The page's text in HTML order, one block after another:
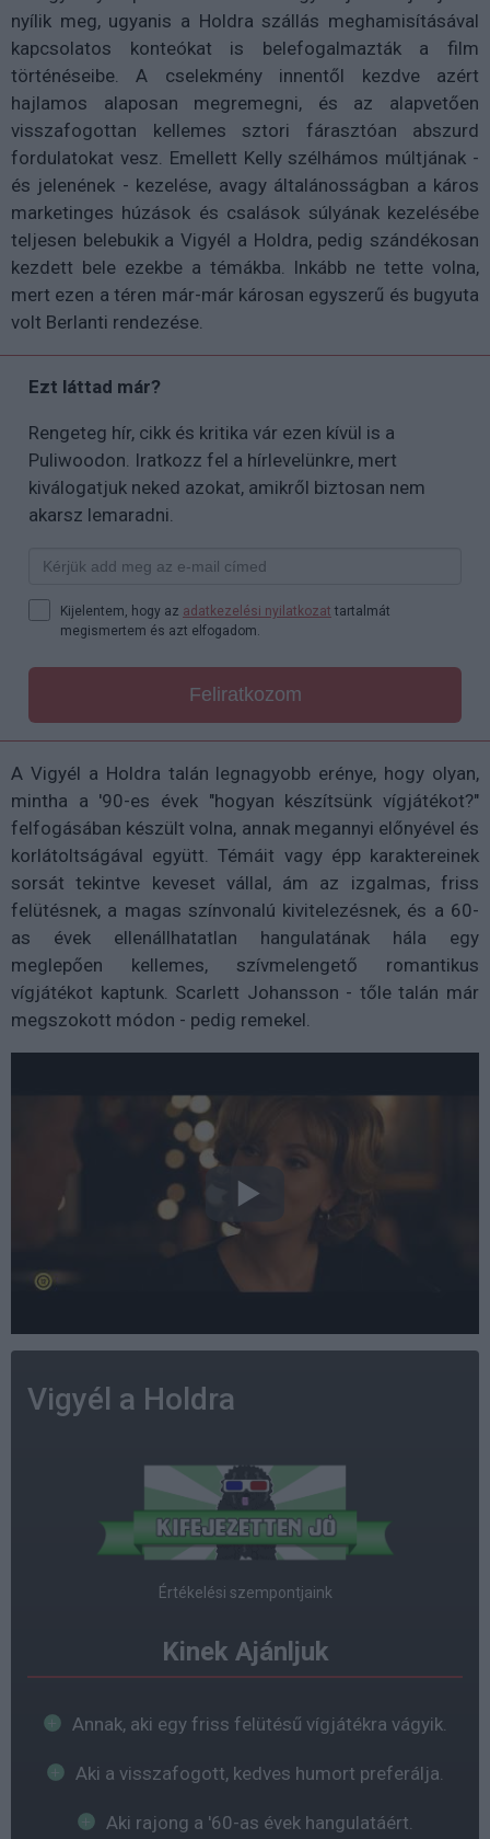
nyílik meg, ugyanis a Holdra szállás meghamisításával
kapcsolatos konteókat is belefogalmazták a film
történéseibe. A cselekmény innentől kezdve azért
hajlamos alaposan megremegni, és az alapvetően
visszafogottan kellemes sztori fárasztóan abszurd
fordulatokat vesz. Emellett Kelly szélhámos múltjának -
és jelenének - kezelése, avagy általánosságban a káros
marketinges húzások és csalások súlyának kezelésébe
teljesen belebukik a Vigyél a Holdra, pedig szándékosan
kezdett bele ezekbe a témákba. Inkább ne tette volna,
mert ezen a téren már-már károsan egyszerű és bugyuta
volt Berlanti rendezése.
Ezt láttad már?
Rengeteg hír, cikk és kritika vár ezen kívül is a
Puliwoodon. Iratkozz fel a hírlevelünkre, mert
kiválogatjuk neked azokat, amikről biztosan nem
akarsz lemaradni.
Kijelentem, hogy az adatkezelési nyilatkozat tartalmát
megismertem és azt elfogadom.
Feliratkozom
A Vigyél a Holdra talán legnagyobb erénye, hogy olyan,
mintha a '90-es évek "hogyan készítsünk vígjátékot?"
felfogásában készült volna, annak megannyi előnyével és
korlátoltságával együtt. Témáit vagy épp karaktereinek
sorsát tekintve keveset vállal, ám az izgalmas, friss
felütésnek, a magas színvonalú kivitelezésnek, és a 60-
as évek ellenállhatatlan hangulatának hála egy
meglepően kellemes, szívmelengető romantikus
vígjátékot kaptunk. Scarlett Johansson - tőle talán már
megszokott módon - pedig remekel.
Vigyél a Holdra
Értékelési szempontjaink
Kinek Ajánljuk
Annak, aki egy friss felütésű vígjátékra vágyik.
Aki a visszafogott, kedves humort preferálja.
Aki rajong a '60-as évek hangulatáért.